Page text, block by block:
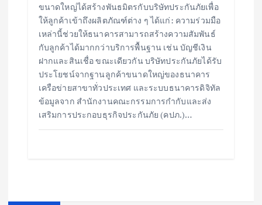
ขนาดใหญ่ได้สร้างพันธมิตรกับบริษัทประกันภัยเพื่อ
ให้ลูกค้าเข้าถึงผลิตภัณฑ์ต่าง ๆ ได้แก่: ความร่วมมือ
เหล่านี้ช่วยให้ธนาคารสามารถสร้างความสัมพันธ์
กับลูกค้าได้มากกว่าบริการพื้นฐาน เช่น บัญชีเงิน
ฝากและสินเชื่อ ขณะเดียวกัน บริษัทประกันภัยได้รับ
ประโยชน์จากฐานลูกค้าขนาดใหญ่ของธนาคาร
เครือข่ายสาขาทั่วประเทศ และระบบธนาคารดิจิทัล
ข้อมูลจาก สำนักงานคณะกรรมการกำกับและส่ง
เสริมการประกอบธุรกิจประกันภัย (คปภ.)…